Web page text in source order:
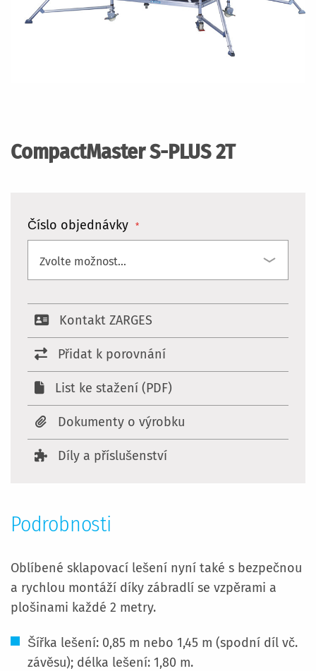
CompactMaster S-PLUS 2T
Číslo objednávky
Kontakt ZARGES
Přidat k porovnání
List ke stažení (PDF)
Dokumenty o výrobku
Díly a příslušenství
galerie
Podrobnosti
Oblíbené sklapovací lešení nyní také s bezpečnou
a rychlou montáží díky zábradlí se vzpěrami a
plošinami každé 2 metry.
Šířka lešení: 0,85 m nebo 1,45 m (spodní díl vč.
závěsu); délka lešení: 1,80 m.